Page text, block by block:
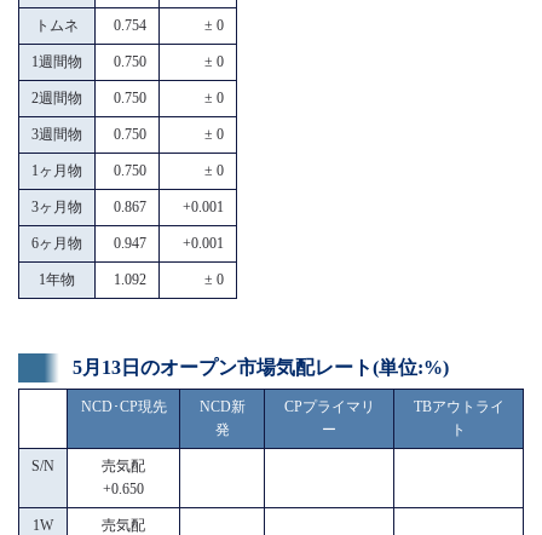
トムネ 0.754 ± 0
1週間物 0.750 ± 0
2週間物 0.750 ± 0
3週間物 0.750 ± 0
1ヶ月物 0.750 ± 0
3ヶ月物 0.867 +0.001
6ヶ月物 0.947 +0.001
1年物 1.092 ± 0
5月13日のオープン市場気配レート(単位:%)
NCD･CP現先
NCD新
発
CPプライマリ
ー
TBアウトライ
ト
S/N
売気配
+0.650
1W
売気配